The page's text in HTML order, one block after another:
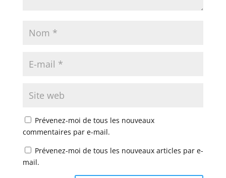
Prévenez-moi de tous les nouveaux
commentaires par e-mail.
Prévenez-moi de tous les nouveaux articles par e-
mail.